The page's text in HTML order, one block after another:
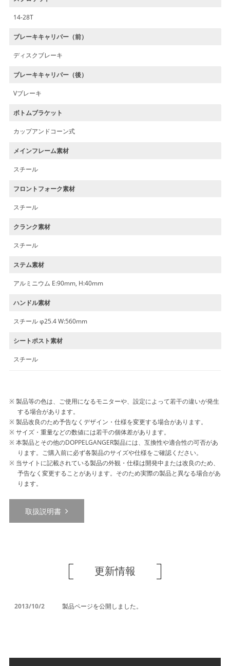
14-28T
ブレーキキャリパー（前）
ディスクブレーキ
ブレーキキャリパー（後）
Vブレーキ
ボトムブラケット
カップアンドコーン式
メインフレーム素材
スチール
フロントフォーク素材
スチール
クランク素材
スチール
ステム素材
アルミニウム E:90mm, H:40mm
ハンドル素材
スチール φ25.4 W:560mm
シートポスト素材
スチール
製品等の色は、ご使用になるモニターや、設定によって若干の違いが発生
する場合があります。
製品改良のため予告なくデザイン・仕様を変更する場合があります。
サイズ・重量などの数値には若干の個体差があります。
本製品とその他のDOPPELGANGER製品には、互換性や適合性の可否があ
ります。ご購入前に必ず各製品のサイズや仕様をご確認ください。
当サイトに記載されている製品の外観・仕様は開発中または改良のため、
予告なく変更することがあります。そのため実際の製品と異なる場合があ
ります。
取扱説明書
更新情報
2013/10/2 製品ページを公開しました。